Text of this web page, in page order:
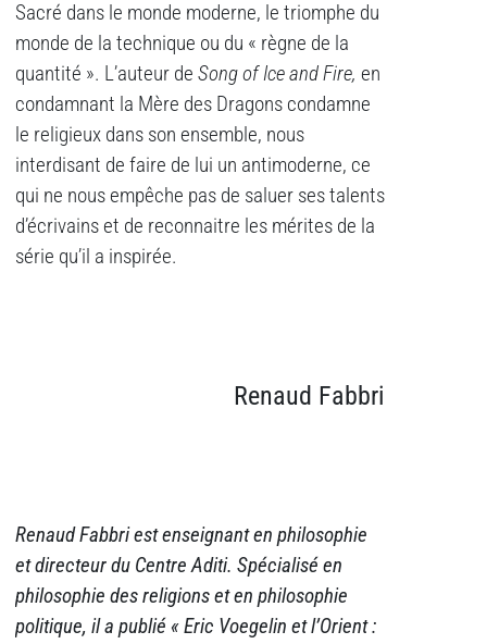
Sacré dans le monde moderne, le triomphe du
monde de la technique ou du « règne de la
quantité ». L’auteur de Song of Ice and Fire, en
condamnant la Mère des Dragons condamne
le religieux dans son ensemble, nous
interdisant de faire de lui un antimoderne, ce
qui ne nous empêche pas de saluer ses talents
d’écrivains et de reconnaitre les mérites de la
série qu’il a inspirée.
Renaud Fabbri
Renaud Fabbri est enseignant en philosophie
et directeur du Centre Aditi. Spécialisé en
philosophie des religions et en philosophie
politique, il a publié « Eric Voegelin et l’Orient :